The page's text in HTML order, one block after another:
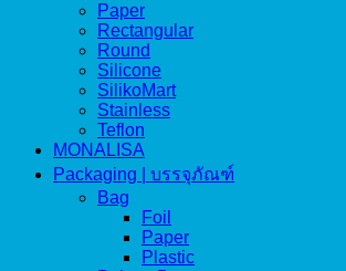
Paper
Rectangular
Round
Silicone
SilikoMart
Stainless
Teflon
MONALISA
Packaging | บรรจุภัณฑ์
Bag
Foil
Paper
Plastic